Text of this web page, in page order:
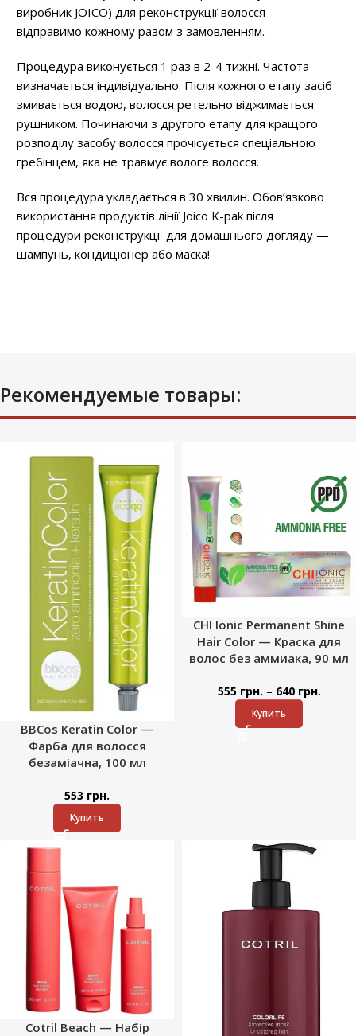
виробник JOICO) для реконструкції волосся
відправимо кожному разом з замовленням.
Процедура виконується 1 раз в 2-4 тижні. Частота
визначається індивідуально. Після кожного етапу засіб
змивається водою, волосся ретельно віджимається
рушником. Починаючи з другого етапу для кращого
розподілу засобу волосся прочісується спеціальною
гребінцем, яка не травмує вологе волосся.
Вся процедура укладається в 30 хвилин. Обов’язково
використання продуктів лінії Joico K-pak після
процедури реконструкції для домашнього догляду —
шампунь, кондиціонер або маска!
Рекомендуемые товары:
BBCos Keratin Color —
Фарба для волосся
безаміачна, 100 мл
553 грн.
Купить
CHI Ionic Permanent Shine
Hair Color — Краска для
волос без аммиака, 90 мл
555 грн. – 640 грн.
Купить
Cotril Beach — Набір